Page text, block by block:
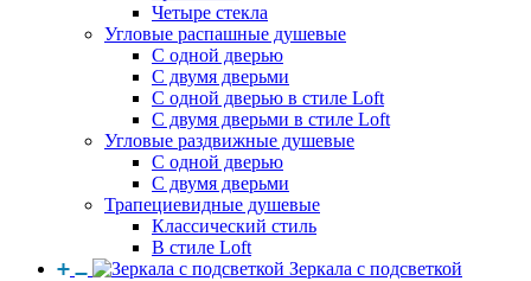
Четыре стекла
Угловые распашные душевые
С одной дверью
С двумя дверьми
С одной дверью в стиле Loft
С двумя дверьми в стиле Loft
Угловые раздвижные душевые
С одной дверью
С двумя дверьми
Трапециевидные душевые
Классический стиль
В стиле Loft
Зеркала с подсветкой